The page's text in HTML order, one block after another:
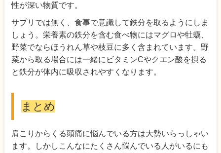
性が深い物質です。
サプリでは無く、食事で意識して鉄分を取るようにしま
しょう。栄養素の鉄分を含む食べ物にはマグロや牡蠣、
野菜でならほうれん草や枝豆に多く含まれています。野
菜から取る場合には一緒にビタミンCやクエン酸を摂る
と鉄分が体内に吸収されやすくなります。
まとめ
肩こりからくる頭痛に悩んでいる方は大勢いらっしゃい
ます。しかしこんなにたくさん悩んでいる人がいるにも